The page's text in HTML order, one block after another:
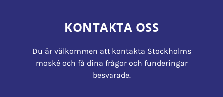
KONTAKTA OSS
Du är välkommen att kontakta Stockholms
moské och få dina frågor och funderingar
besvarade.